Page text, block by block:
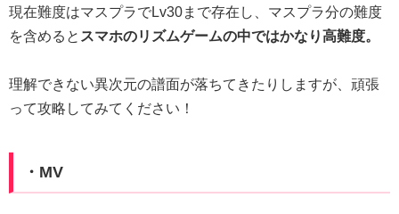
現在難度はマスプラでLv30まで存在し、マスプラ分の難度
を含めると スマホのリズムゲームの中ではかなり高難度。
理解できない異次元の譜面が落ちてきたりしますが、頑張
って攻略してみてください！
・MV